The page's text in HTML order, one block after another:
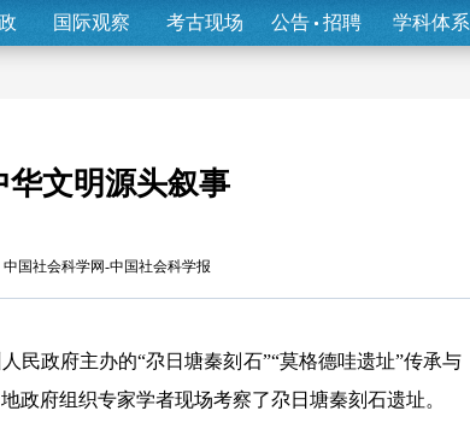
国际观察 考古现场 公告 招聘 学科体系
文明源头叙事
中国社会科学网-中国社会科学报
政府主办的“尕日塘秦刻石”“莫格德哇遗址”传承与
政府组织专家学者现场考察了尕日塘秦刻石遗址。